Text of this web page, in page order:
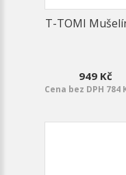
T-TOMI
949 Kč
Cena bez DPH 784